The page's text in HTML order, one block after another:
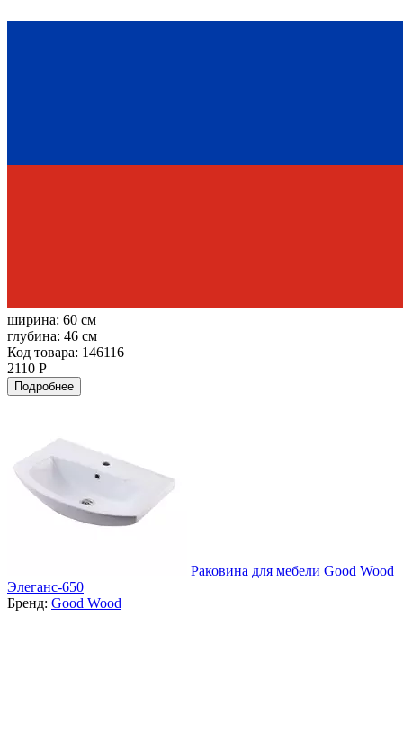
ширина: 60 см
глубина: 46 см
Код товара: 146116
2110 Р
Подробнее
Раковина для мебели Good Wood
Элеганс-650
Бренд: Good Wood